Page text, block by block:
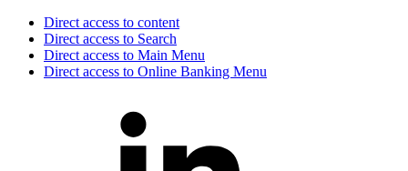
Direct access to content
Direct access to Search
Direct access to Main Menu
Direct access to Online Banking Menu